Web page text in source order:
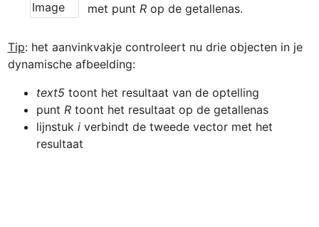
met punt R op de getallenas.
Tip: het aanvinkvakje controleert nu drie objecten in je
text5 toont het resultaat van de optelling
punt R toont het resultaat op de getallenas
lijnstuk i verbindt de tweede vector met het
resultaat